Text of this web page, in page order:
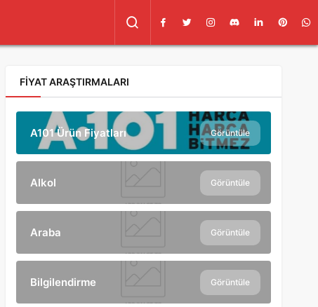
FIYAT ARAŞTIRMALARI
A101 Ürün Fiyatları Görüntüle
Alkol Görüntüle
Araba Görüntüle
Bilgilendirme Görüntüle